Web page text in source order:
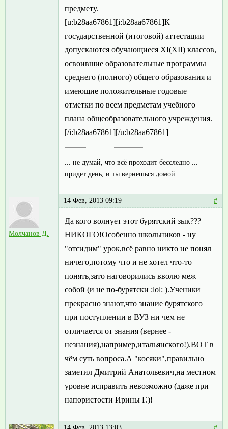
предмету.
[u:b28aa67861][i:b28aa67861]К
государственной (итоговой) аттестации
допускаются обучающиеся XI(XII) классов,
освоившие образовательные программы
среднего (полного) общего образования и
имеющие положительные годовые
отметки по всем предметам учебного
плана общеобразовательного учреждения.
[/i:b28aa67861][/u:b28aa67861]
... не думай, что всё проходит бесследно ...
придет день, и ты вернешься домой ...
Молчанов Д.
14 Фев, 2013 09:19 #
Да кого волнует этот бурятский зык???
НИКОГО!Особенно школьников - ну
"отсидим" урок,всё равно никто не понял
ничего,потому что и не хотел что-то
понять,зато наговорились вволю меж
собой (и не по-бурятски :lol: ).Ученики
прекрасно знают,что знание бурятского
при поступлении в ВУЗ ни чем не
отличается от знания (вернее -
незнания),например,итальянского!).ВОТ в
чём суть вопроса.А "косяки",правильно
заметил Дмитрий Анатольевич,на местном
уровне исправить невозможно (даже при
напористости Ирины Г.)!